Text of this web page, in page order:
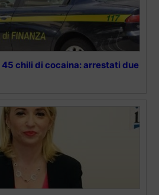
chili di cocaina: arrestati due